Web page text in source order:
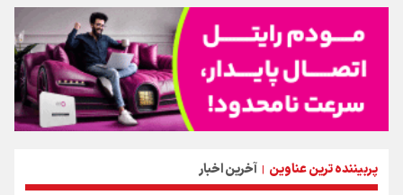
پربیننده ترین عناوین | آخرین اخبار